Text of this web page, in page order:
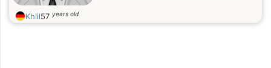
Khlil57 years old